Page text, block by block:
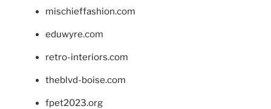
mischieffashion.com
eduwyre.com
retro-interiors.com
theblvd-boise.com
fpet2023.org